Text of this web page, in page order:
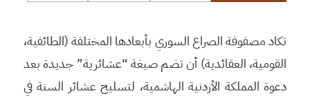
تكاد مصفوفة الصراع السوري بأبعادها المختلفة (الطائفية،
القومية، العقائدية) أن تضم صيغة “عشائرية” جديدة بعد
دعوة المملكة الأردنية الهاشمية، لتسليح عشائر السنة في